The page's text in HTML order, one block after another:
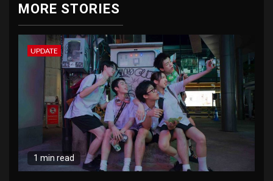
MORE STORIES
UPDATE
1 min read